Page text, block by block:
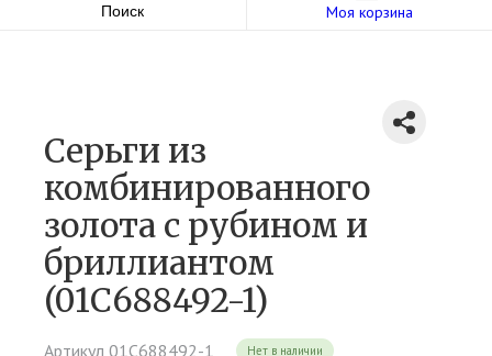
Поиск Моя корзина
Серьги из
комбинированного
золота c рубином и
бриллиантом
(01С688492-1)
Артикул 01С688492-1 Нет в наличии